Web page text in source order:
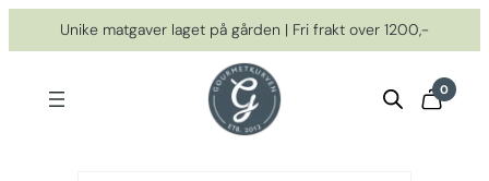
til
Unike matgaver laget på gården | Fri frakt over 1200,-
0